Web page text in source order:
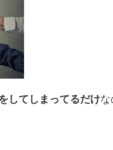
してしまってるだけな